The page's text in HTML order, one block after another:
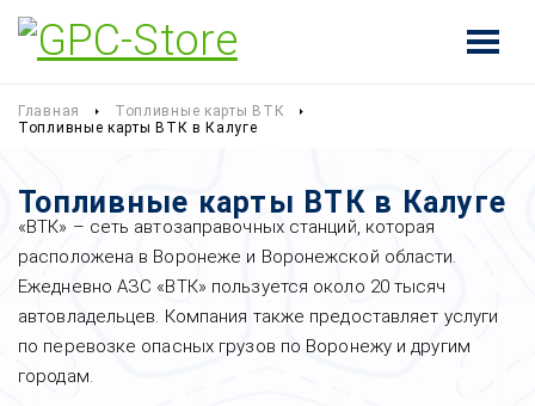
Главная
Топливные карты ВТК
Топливные карты ВТК в Калуге
Топливные карты ВТК в Калуге
«ВТК» – сеть автозаправочных станций, которая
расположена в Воронеже и Воронежской области.
Ежедневно АЗС «ВТК» пользуется около 20 тысяч
автовладельцев. Компания также предоставляет услуги
по перевозке опасных грузов по Воронежу и другим
городам.